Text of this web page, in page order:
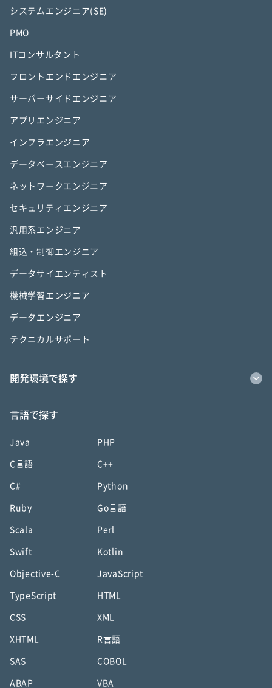
システムエンジニア(SE)
PMO
ITコンサルタント
フロントエンドエンジニア
サーバーサイドエンジニア
アプリエンジニア
インフラエンジニア
データベースエンジニア
ネットワークエンジニア
セキュリティエンジニア
汎用系エンジニア
組込・制御エンジニア
データサイエンティスト
機械学習エンジニア
データエンジニア
テクニカルサポート
開発環境で探す
言語で探す
Java PHP
C言語 C++
C# Python
Ruby Go言語
Scala Perl
Swift Kotlin
Objective-C JavaScript
TypeScript HTML
CSS XML
XHTML R言語
SAS COBOL
ABAP VBA